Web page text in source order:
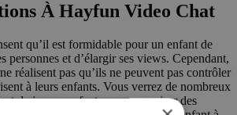
À Hayfun Video Chat
qu’il est formidable pour un enfant de
personnes et d’élargir ses views. Cependant,
réalisent pas qu’ils ne peuvent pas contrôler
à leurs enfants. Vous verrez de nombreux
de jeunes enfants pour organiser des